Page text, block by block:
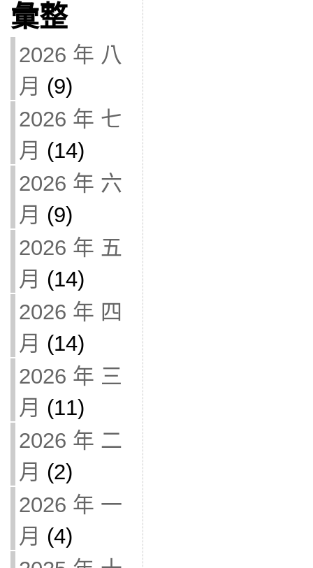
彙整
2026 年 八
月 (9)
2026 年 七
月 (14)
2026 年 六
月 (9)
2026 年 五
月 (14)
2026 年 四
月 (14)
2026 年 三
月 (11)
2026 年 二
月 (2)
2026 年 一
月 (4)